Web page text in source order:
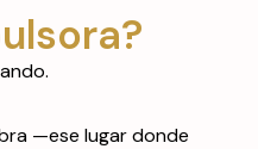
—ese lugar donde